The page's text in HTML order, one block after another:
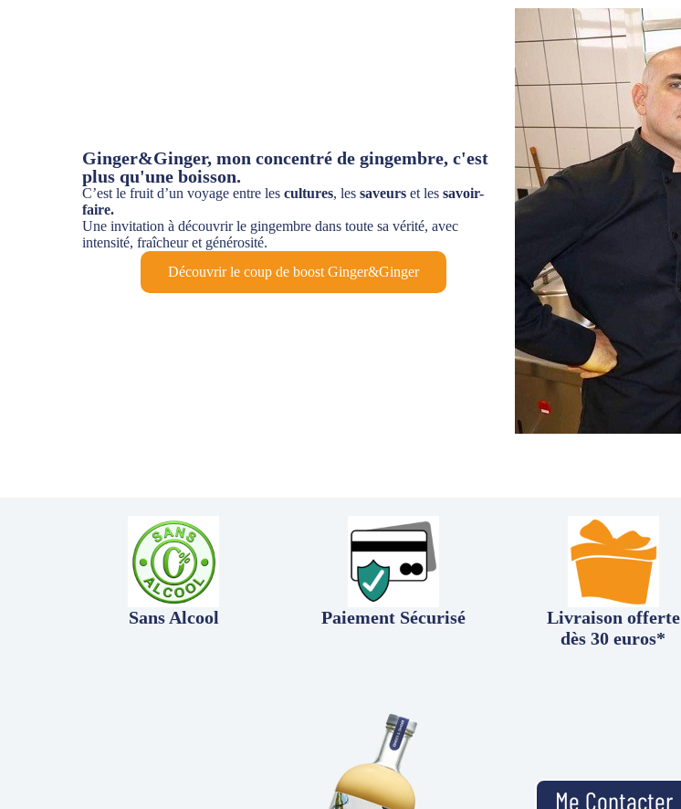
Ginger&Ginger, mon concentré de gingembre, c'est
plus qu'une boisson.
C’est le fruit d’un voyage entre lescultures, lessaveurs et lessavoir-
faire.
Une invitation à découvrir le gingembre dans toute sa vérité, avec
intensité, fraîcheur et générosité.
Découvrir le coup de boost Ginger&Ginger
Sans Alcool Paiement Sécurisé
Livraison offerte
dès 30 euros*
Me Contacter